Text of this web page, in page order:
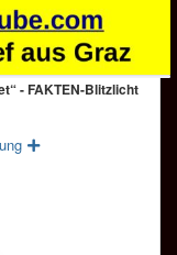
- FAKTEN-Blitzlicht